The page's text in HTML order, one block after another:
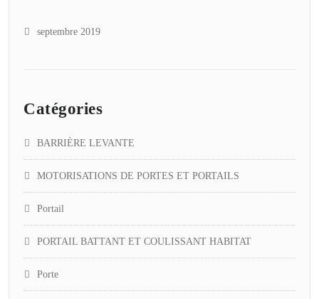
septembre 2019
Catégories
BARRIÈRE LEVANTE
MOTORISATIONS DE PORTES ET PORTAILS
Portail
PORTAIL BATTANT ET COULISSANT HABITAT
Porte